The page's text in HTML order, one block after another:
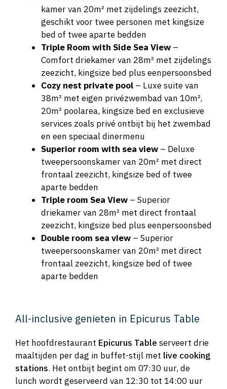
kamer van 20m² met zijdelings zeezicht,
geschikt voor twee personen met kingsize
bed of twee aparte bedden
Triple Room with Side Sea View –
Comfort driekamer van 28m² met zijdelings
zeezicht, kingsize bed plus eenpersoonsbed
Cozy nest private pool – Luxe suite van
38m² met eigen privézwembad van 10m²,
20m² poolarea, kingsize bed en exclusieve
services zoals privé ontbijt bij het zwembad
en een speciaal dinermenu
Superior room with sea view – Deluxe
tweepersoonskamer van 20m² met direct
frontaal zeezicht, kingsize bed of twee
aparte bedden
Triple room Sea View – Superior
driekamer van 28m² met direct frontaal
zeezicht, kingsize bed plus eenpersoonsbed
Double room sea view – Superior
tweepersoonskamer van 20m² met direct
frontaal zeezicht, kingsize bed of twee
aparte bedden
All-inclusive genieten in Epicurus Table
Het hoofdrestaurant Epicurus Table serveert drie
maaltijden per dag in buffet-stijl met live cooking
stations. Het ontbijt begint om 07:30 uur, de
lunch wordt geserveerd van 12:30 tot 14:00 uur